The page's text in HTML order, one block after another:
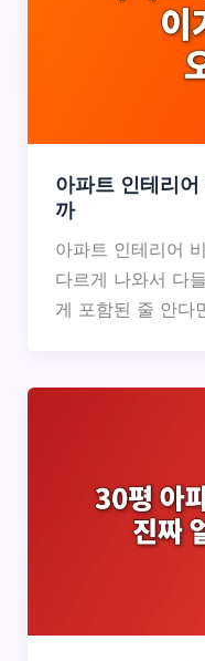
아파트 인테리
까
아파트 인테리어
다르게 나와서 다
게 포함된 줄 안다